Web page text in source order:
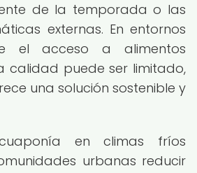
de la temporada o las
externas. En entornos
el acceso a alimentos
calidad puede ser limitado,
una solución sostenible y
en climas fríos
urbanas reducir